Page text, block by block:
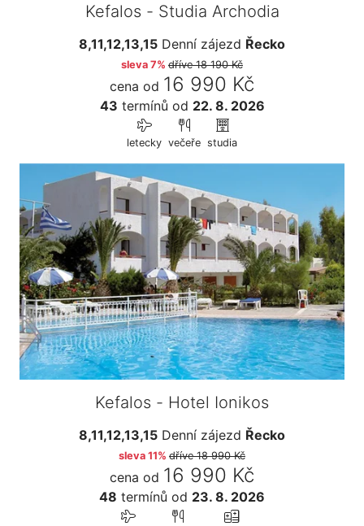
Kefalos - Studia Archodia
8,11,12,13,15 Denní zájezd Řecko
sleva 7% dříve18 190 Kč
cena od 16 990 Kč
43 termínů od 22. 8. 2026
letecky večeře studia
Kefalos - Hotel Ionikos
8,11,12,13,15 Denní zájezd Řecko
sleva 11% dříve18 990 Kč
cena od 16 990 Kč
48 termínů od 23. 8. 2026